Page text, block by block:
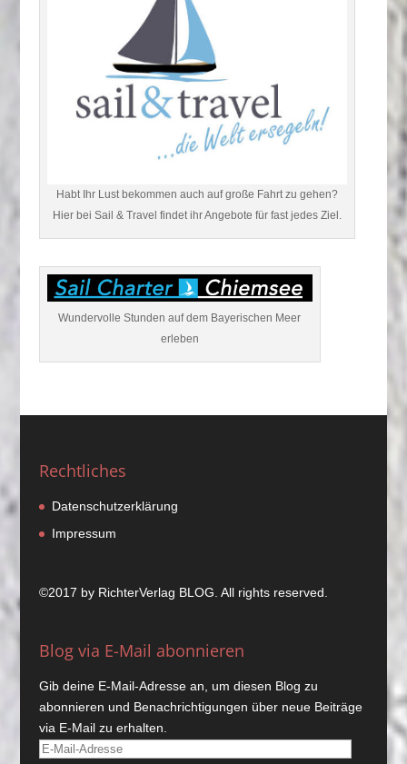
Habt Ihr Lust bekommen auch auf große Fahrt zu gehen?
Hier bei Sail & Travel findet ihr Angebote für fast jedes Ziel.
Wundervolle Stunden auf dem Bayerischen Meer
erleben
Rechtliches
Datenschutzerklärung
Impressum
©2017 by RichterVerlag BLOG. All rights reserved.
Blog via E-Mail abonnieren
Gib deine E-Mail-Adresse an, um diesen Blog zu
abonnieren und Benachrichtigungen über neue Beiträge
via E-Mail zu erhalten.
E-